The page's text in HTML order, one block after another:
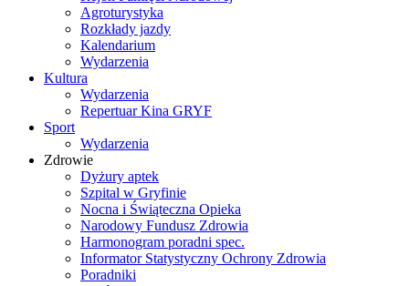
Agroturystyka
Rozkłady jazdy
Kalendarium
Wydarzenia
Kultura
Wydarzenia
Repertuar Kina GRYF
Sport
Wydarzenia
Zdrowie
Dyżury aptek
Szpital w Gryfinie
Nocna i Świąteczna Opieka
Narodowy Fundusz Zdrowia
Harmonogram poradni spec.
Informator Statystyczny Ochrony Zdrowia
Poradniki